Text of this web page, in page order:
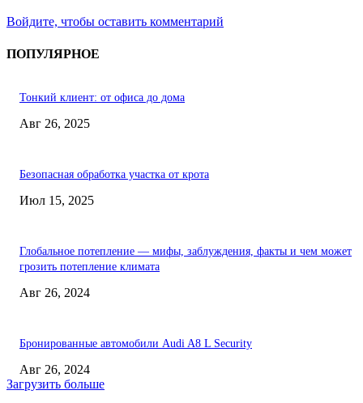
Войдите, чтобы оставить комментарий
ПОПУЛЯРНОЕ
Тонкий клиент: от офиса до дома
Авг 26, 2025
Безопасная обработка участка от крота
Июл 15, 2025
Глобальное потепление — мифы, заблуждения, факты и чем может
грозить потепление климата
Авг 26, 2024
Бронированные автомобили Audi A8 L Security
Авг 26, 2024
Загрузить больше